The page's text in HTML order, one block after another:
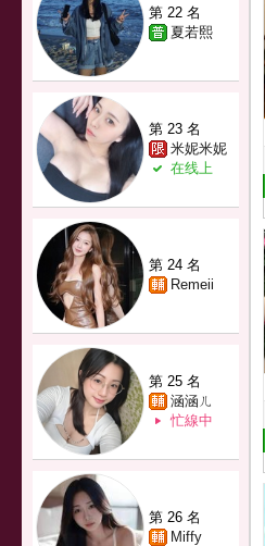
第 22 名
夏若熙
第 23 名
米妮米妮
在线上
第 24 名
Remeii
第 25 名
涵涵ㄦ
忙線中
第 26 名
Miffy